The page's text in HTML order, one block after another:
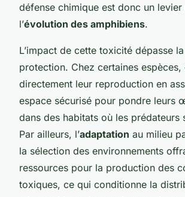
défense chimique est donc un levier
l’évolution des amphibiens.
L’impact de cette toxicité dépasse
protection. Chez certaines espèces,
directement leur reproduction en
espace sécurisé pour pondre leurs
dans des habitats où les prédateurs
Par ailleurs, l’adaptation au milieu
la sélection des environnements
ressources pour la production des
toxiques, ce qui conditionne la